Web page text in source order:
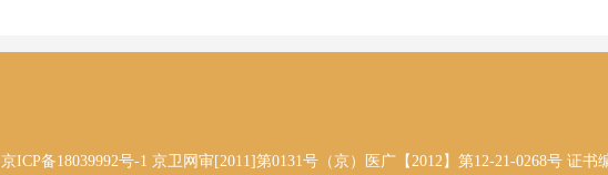
京ICP备18039992号-1 京卫网审[2011]第0131号（京）医广【2012】第12-21-0268号 证书